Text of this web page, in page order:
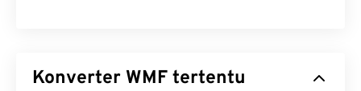
Konverter WMF tertentu